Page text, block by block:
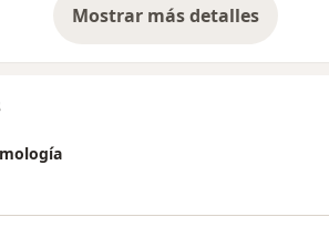
Mostrar más detalles
sobre la experiencia